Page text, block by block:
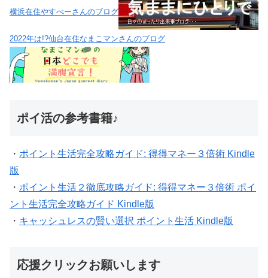
横浜在住やすべーさんのブログ
2022年は!?仙台在住なまこマンさんのブログ
ポイ活の参考書籍♪
・ ポイント生活完全攻略ガイド: 得得マネー３倍術 Kindle
版
・ ポイント生活２徹底攻略ガイド: 得得マネー３倍術 ポイ
ント生活完全攻略ガイド Kindle版
・ キャッシュレスの賢い選択 ポイント生活 Kindle版
応援クリックお願いします